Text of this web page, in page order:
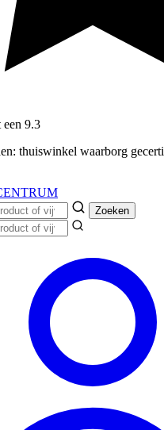
een 9.3
thuiswinkel waarborg
Zoeken